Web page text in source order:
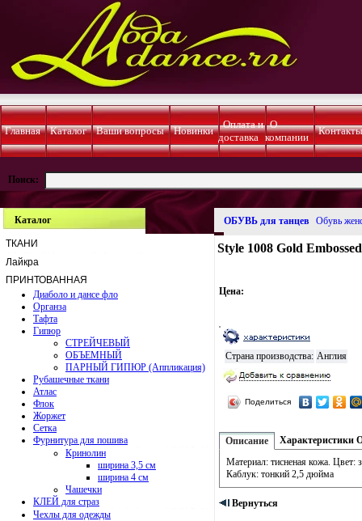
Главная Каталог Ваши вопросы Новинки
Оплата и
доставка
О
компании
Контакты
Поиск:
Каталог
ТКАНИ
Лайкра
ПРИНТОВАННАЯ
Диаболо и дансе фло
Органза
Тафта
Гипюр
СТРЕЙЧЕВЫЙ
ОБЪЕМНЫЙ
ПАРНЫЙ ГИПЮР (Аппликация)
Рубашечные ткани
Атлас
Флок
Жоржет
Сетка
Фурнитура для пошива
Кринолин
ширина 3,5 см
ширина 4 см
Чашечки
КЛЕЙ для страз
Чехлы для одежды
ОБУВЬ для танцев Обувь
Style 1008 Gold
Цена:
Страна производства: Англия
Поделиться
Описание Характеристики
Материал: тисненая кожа. Цвет:
Каблук: тонкий 2,5 дюйма
Вернуться